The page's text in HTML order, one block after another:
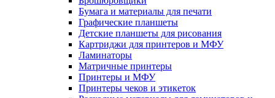
Бумага и материалы для печати
Графические планшеты
Детские планшеты для рисования
Картриджи для принтеров и МФУ
Ламинаторы
Матричные принтеры
Принтеры и МФУ
Принтеры чеков и этикеток